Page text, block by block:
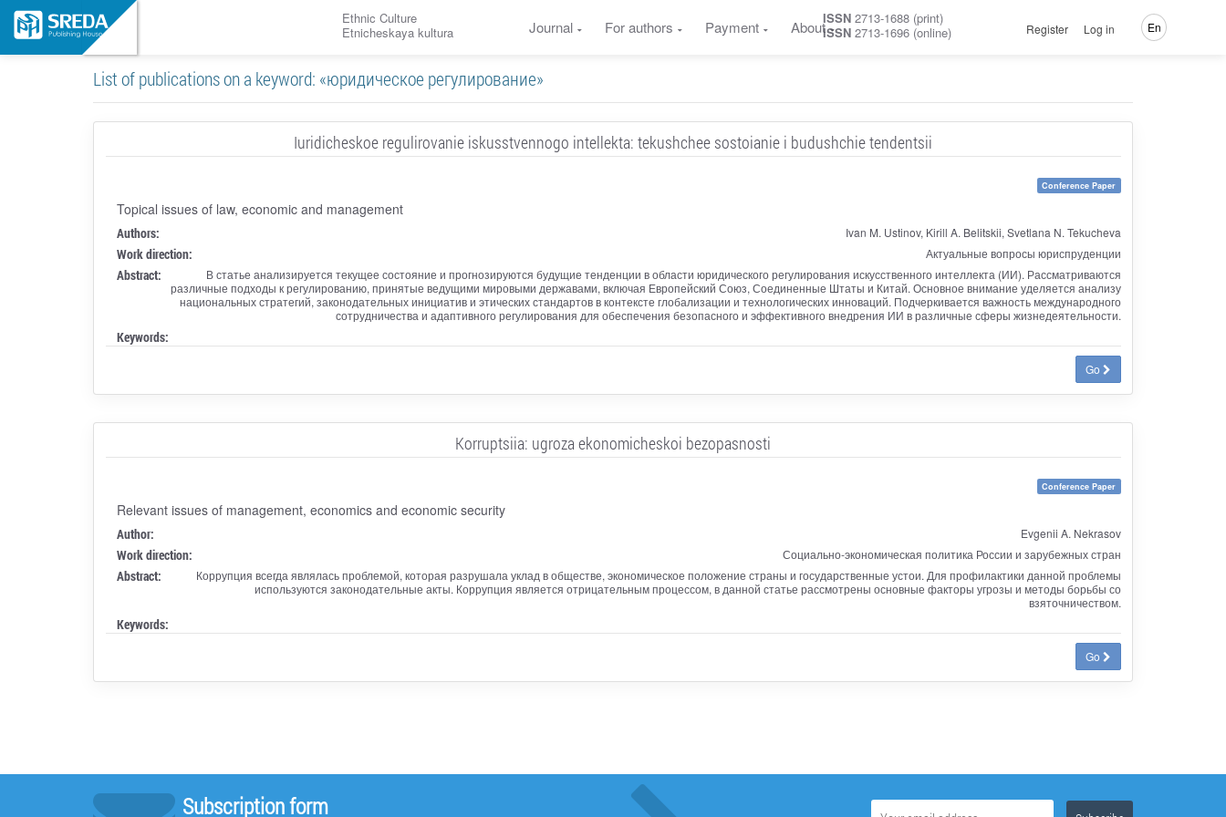
Ethnic Culture
Etnicheskaya kultura
Journal For authors Payment AboutISSN 2713-1688 (print)
ISSN 2713-1696 (online) Register Log in En
List of publications on a keyword: «юридическое регулирование»
Iuridicheskoe regulirovanie iskusstvennogo intellekta: tekushchee sostoianie i budushchie tendentsii
Conference Paper
Topical issues of law, economic and management
Authors: Ivan M. Ustinov, Kirill A. Belitskii, Svetlana N. Tekucheva
Work direction: Актуальные вопросы юриспруденции
Abstract:
В статье анализируется текущее состояние и прогнозируются будущие тенденции в области юридического регулирования искусственного интеллекта (ИИ). Рассматриваются
различные подходы к регулированию, принятые ведущими мировыми державами, включая Европейский Союз, Соединенные Штаты и Китай. Основное внимание уделяется анализу
национальных стратегий, законодательных инициатив и этических стандартов в контексте глобализации и технологических инноваций. Подчеркивается важность международного
сотрудничества и адаптивного регулирования для обеспечения безопасного и эффективного внедрения ИИ в различные сферы жизнедеятельности.
Keywords:
Go
Korruptsiia: ugroza ekonomicheskoi bezopasnosti
Conference Paper
Relevant issues of management, economics and economic security
Author: Evgenii A. Nekrasov
Work direction: Социально-экономическая политика России и зарубежных стран
Abstract:
Коррупция всегда являлась проблемой, которая разрушала уклад в обществе, экономическое положение страны и государственные устои. Для профилактики данной проблемы
используются законодательные акты. Коррупция является отрицательным процессом, в данной статье рассмотрены основные факторы угрозы и методы борьбы со
взяточничеством.
Keywords:
Go
Subscription form